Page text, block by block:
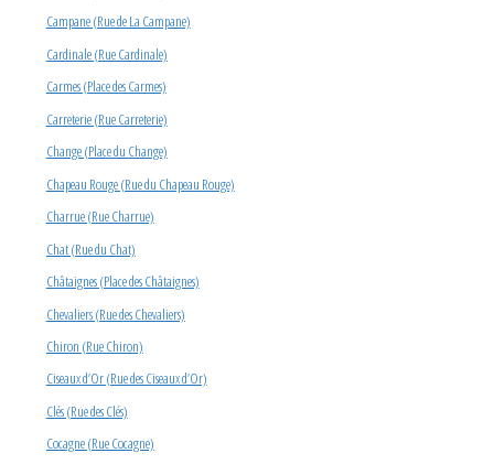
Campane (Rue de La Campane)
Cardinale (Rue Cardinale)
Carmes (Place des Carmes)
Carreterie (Rue Carreterie)
Change (Place du Change)
Chapeau Rouge (Rue du Chapeau Rouge)
Charrue (Rue Charrue)
Chat (Rue du Chat)
Châtaignes (Place des Châtaignes)
Chevaliers (Rue des Chevaliers)
Chiron (Rue Chiron)
Ciseaux d’Or (Rue des Ciseaux d’Or)
Clés (Rue des Clés)
Cocagne (Rue Cocagne)